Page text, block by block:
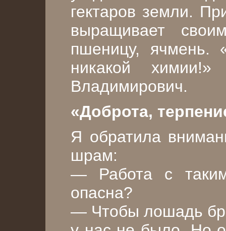
гектаров земли.
выращивает
пшеницу, ячмень.
никакой
Владимирович.
«Доброта,
Я обратила
шрам:
— Работа с
опасна?
— Чтобы лошадь